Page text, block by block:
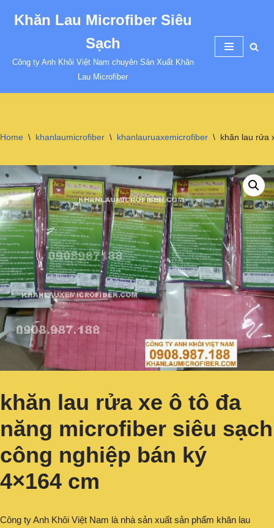
nội
Khăn Lau Microfiber Siêu
Sạch
Công ty Anh Khôi Việt Nam chuyên Sản Xuất Khăn
Lau Microfiber
Home \ khanlaumicrofiber \ khanlauruaxemicrofiber \ khăn lau rửa
khăn lau rửa xe ô tô đa
năng microfiber siêu sạch
công nghiệp bán ký
4×164 cm
Công ty Anh Khôi Việt Nam là nhà sản xuất sản phẩm khăn lau